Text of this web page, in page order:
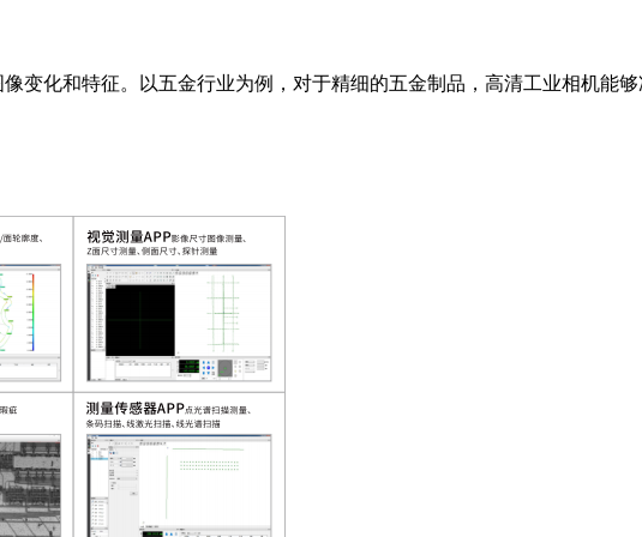
变化和特征。以五金行业为例，对于精细的五金制品，高清工业相机能够